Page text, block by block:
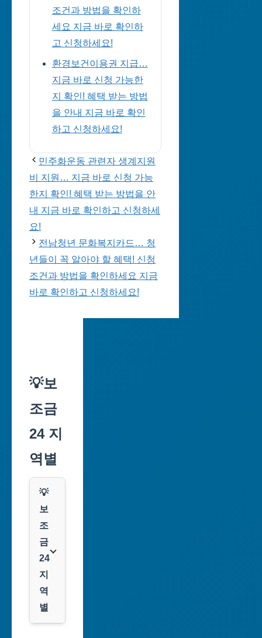
조건과 방법을 확인하
세요 지금 바로 확인하
고 신청하세요!
환경보건이용권 지급…
지금 바로 신청 가능한
지 확인! 혜택 받는 방법
을 안내 지금 바로 확인
하고 신청하세요!
민주화운동 관련자 생계지원
비 지원… 지금 바로 신청 가능
한지 확인! 혜택 받는 방법을 안
내 지금 바로 확인하고 신청하세
요!
전남청년 문화복지카드… 청
년들이 꼭 알아야 할 혜택! 신청
조건과 방법을 확인하세요 지금
바로 확인하고 신청하세요!
💡보
조금
24 지
역별
💡
보
조
금
24
지
역
별